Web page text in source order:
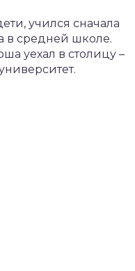
учился сначала
в средней школе.
уехал в столицу –